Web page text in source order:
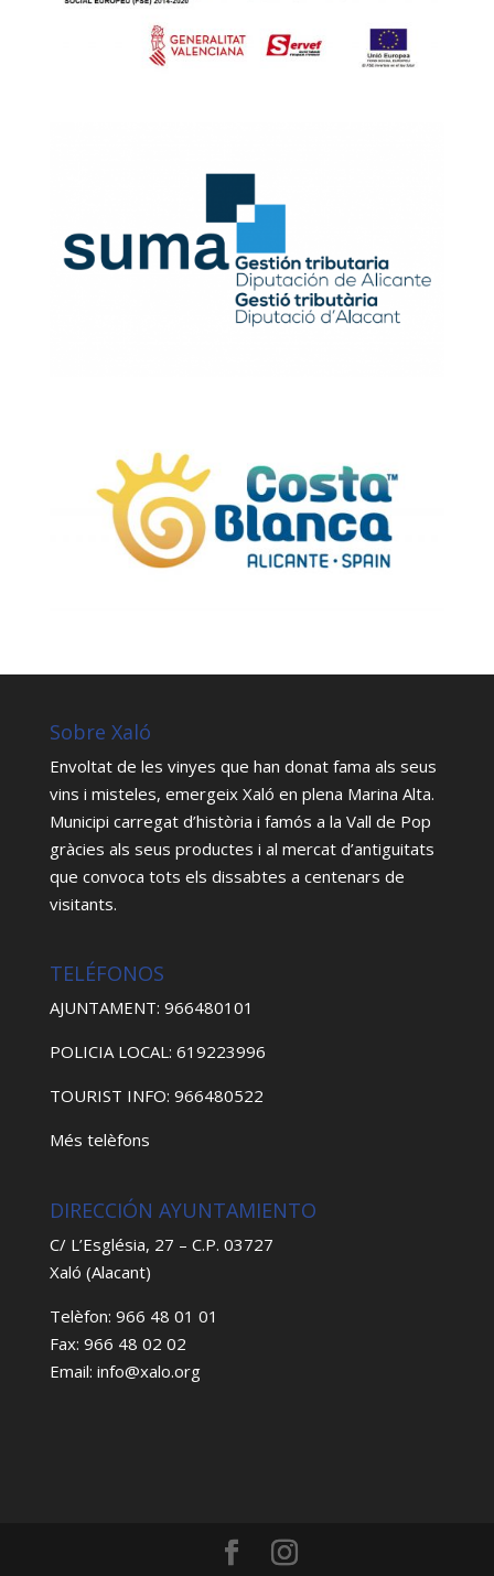
Sobre Xaló
Envoltat de les vinyes que han donat fama als seus
vins i misteles, emergeix Xaló en plena Marina Alta.
Municipi carregat d’història i famós a la Vall de Pop
gràcies als seus productes i al mercat d’antiguitats
que convoca tots els dissabtes a centenars de
visitants.
TELÉFONOS
AJUNTAMENT: 966480101
POLICIA LOCAL: 619223996
TOURIST INFO: 966480522
Més telèfons
DIRECCIÓN AYUNTAMIENTO
C/ L’Església, 27 – C.P. 03727
Xaló (Alacant)
Telèfon: 966 48 01 01
Fax: 966 48 02 02
Email: info@xalo.org